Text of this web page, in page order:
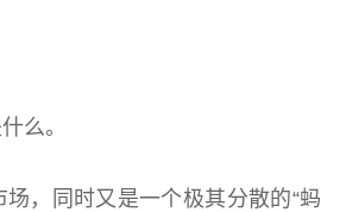
么。
，同时又是一个极其分散的“蚂